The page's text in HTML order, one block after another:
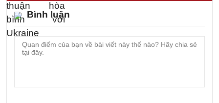
Bình luận